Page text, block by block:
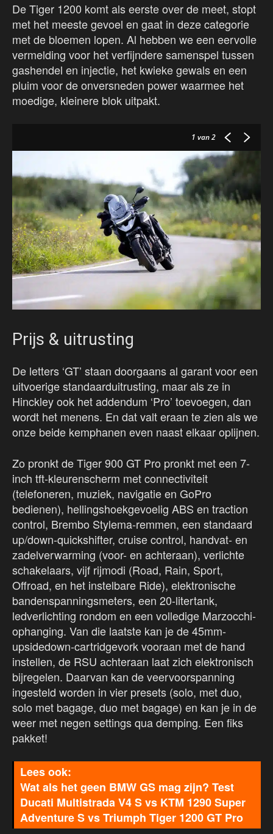
De Tiger 1200 komt als eerste over de meet, stopt
met het meeste gevoel en gaat in deze categorie
met de bloemen lopen. Al hebben we een eervolle
vermelding voor het verfijndere samenspel tussen
gashendel en injectie, het kwieke gewals en een
pluim voor de onversneden power waarmee het
moedige, kleinere blok uitpakt.
1 van 2
Prijs & uitrusting
De letters ‘GT’ staan doorgaans al garant voor een
uitvoerige standaarduitrusting, maar als ze in
Hinckley ook het addendum ‘Pro’ toevoegen, dan
wordt het menens. En dat valt eraan te zien als we
onze beide kemphanen even naast elkaar oplijnen.
Zo pronkt de Tiger 900 GT Pro pronkt met een 7-
inch tft-kleurenscherm met connectiviteit
(telefoneren, muziek, navigatie en GoPro
bedienen), hellingshoekgevoelig ABS en traction
control, Brembo Stylema-remmen, een standaard
up/down-quickshifter, cruise control, handvat- en
zadelverwarming (voor- en achteraan), verlichte
schakelaars, vijf rijmodi (Road, Rain, Sport,
Offroad, en het instelbare Ride), elektronische
bandenspanningsmeters, een 20-litertank,
ledverlichting rondom en een volledige Marzocchi-
ophanging. Van die laatste kan je de 45mm-
upsidedown-cartridgevork vooraan met de hand
instellen, de RSU achteraan laat zich elektronisch
bijregelen. Daarvan kan de veervoorspanning
ingesteld worden in vier presets (solo, met duo,
solo met bagage, duo met bagage) en kan je in de
weer met negen settings qua demping. Een fiks
pakket!
Wat als het geen BMW GS mag zijn? Test
Ducati Multistrada V4 S vs KTM 1290 Super
Adventure S vs Triumph Tiger 1200 GT Pro